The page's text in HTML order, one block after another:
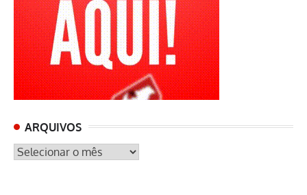
ARQUIVOS
ARQUIVOS